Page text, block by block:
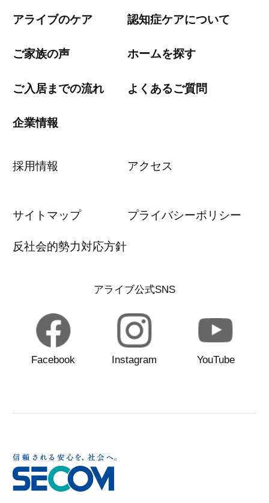
アライブのケア 認知症ケアについて
ご家族の声 ホームを探す
ご入居までの流れ よくあるご質問
企業情報
採用情報 アクセス
サイトマップ プライバシーポリシー
反社会的勢力対応方針
アライブ公式SNS
Facebook Instagram YouTube